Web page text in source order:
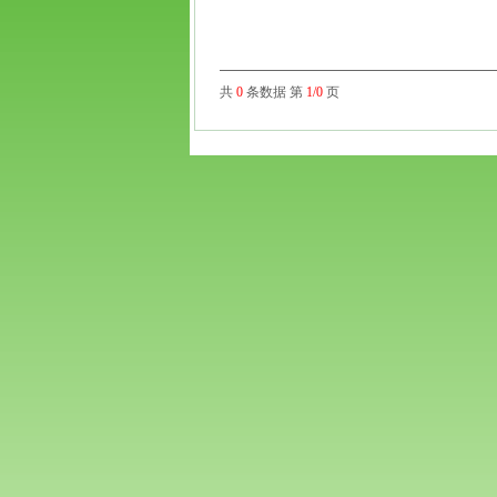
共 0条数据 第 1/0页